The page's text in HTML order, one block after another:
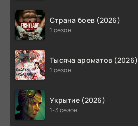
Страна боев (2026)
1 сезон
Тысяча ароматов (2026)
1 сезон
Укрытие (2026)
1-3 сезон